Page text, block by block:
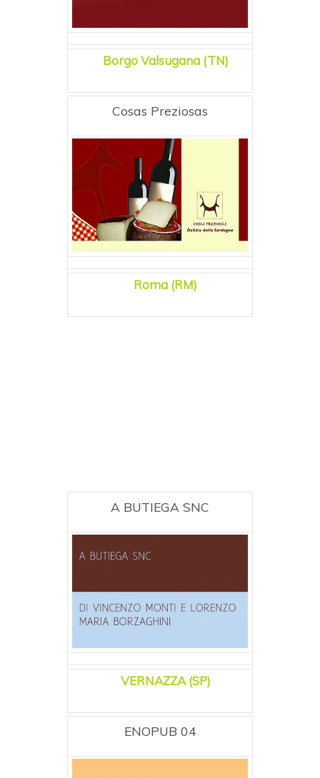
Borgo Valsugana (TN)
Cosas Preziosas
Roma (RM)
A BUTIEGA SNC
VERNAZZA (SP)
ENOPUB 04